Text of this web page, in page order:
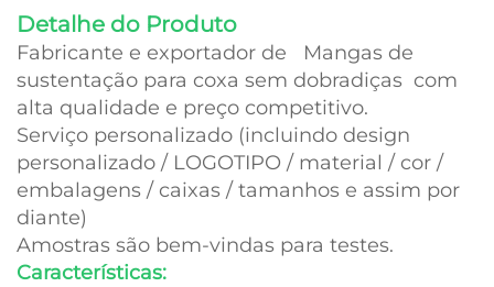
Detalhe do Produto
Fabricante e exportador de
Mangas de
sustentação para coxa sem dobradiças com
alta qualidade e preço competitivo.
Serviço personalizado (incluindo design
personalizado / LOGOTIPO / material / cor /
embalagens / caixas / tamanhos e assim por
diante)
Amostras são bem-vindas para testes.
Características: